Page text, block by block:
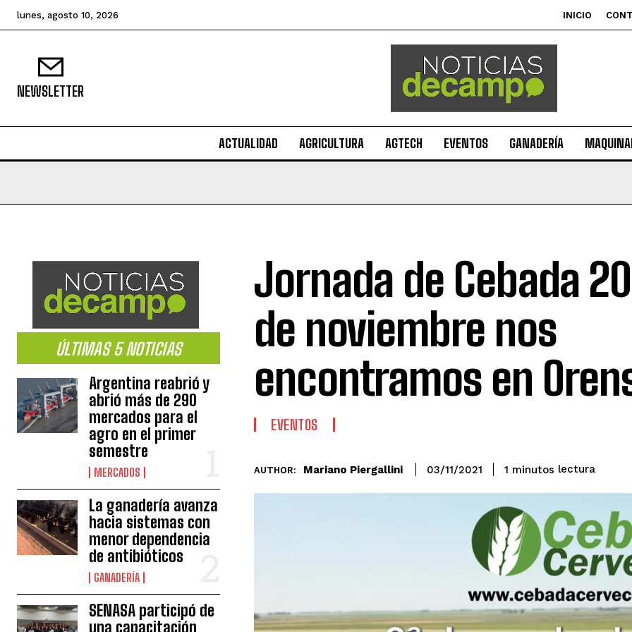
lunes, agosto 10, 2026 INICIO
NEWSLETTER
ACTUALIDAD AGRICULTURA AGTECH EVENTOS GANADERÍA
ÚLTIMAS 5 NOTICIAS
Argentina reabrió y
abrió más de 290
mercados para el
agro en el primer
semestre
MERCADOS
La ganadería avanza
hacia sistemas con
menor dependencia
de antibióticos
GANADERÍA
SENASA participó de
una capacitación
Jornada de Cebada
de noviembre nos
encontramos en
EVENTOS
AUTHOR: Mariano Piergallini 03/11/2021 1 minutos lectura